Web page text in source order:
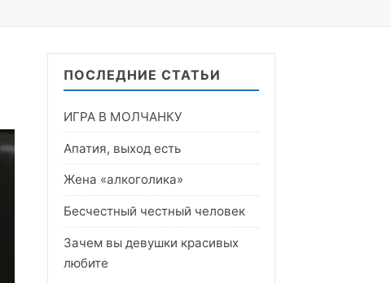
ПОСЛЕДНИЕ СТАТЬИ
ИГРА В МОЛЧАНКУ
Апатия, выход есть
Жена «алкоголика»
Бесчестный честный человек
Зачем вы девушки красивых
любите